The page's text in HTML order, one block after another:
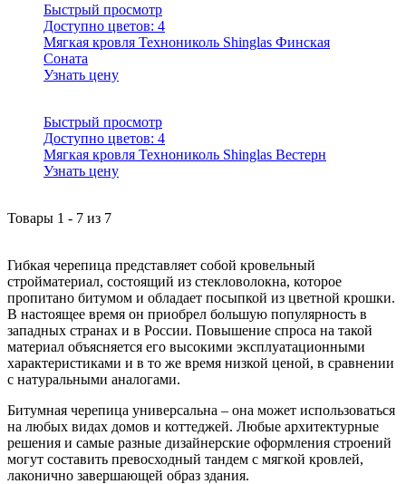
Быстрый просмотр
Доступно цветов: 4
Мягкая кровля Технониколь Shinglas Финская
Соната
Узнать цену
Быстрый просмотр
Доступно цветов: 4
Мягкая кровля Технониколь Shinglas Вестерн
Узнать цену
Товары 1 - 7 из 7
Гибкая черепица представляет собой кровельный
стройматериал, состоящий из стекловолокна, которое
пропитано битумом и обладает посыпкой из цветной крошки.
В настоящее время он приобрел большую популярность в
западных странах и в России. Повышение спроса на такой
материал объясняется его высокими эксплуатационными
характеристиками и в то же время низкой ценой, в сравнении
с натуральными аналогами.
Битумная черепица универсальна – она может использоваться
на любых видах домов и коттеджей. Любые архитектурные
решения и самые разные дизайнерские оформления строений
могут составить превосходный тандем с мягкой кровлей,
лаконично завершающей образ здания.